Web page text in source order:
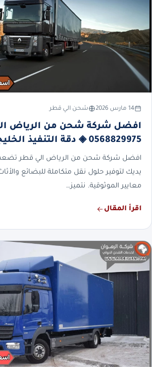
14 مارس 2026 شحن الي قطر
افضل شركة شحن من الرياض
0568829975 ◈ دقة التنفيذ الخليجي
افضل شركة شحن من الرياض الي قطر تضعها
يديك لتوفير حلول نقل متكاملة للبضائع
معايير الموثوقية. نتميز…
اقرأ المقال